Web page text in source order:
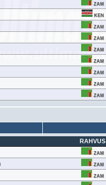
ZAM
KEN
ZAM
ZAM
ZAM
ZAM
ZAM
ZAM
ZAM
RAHVUS
ZAM
ZAM
ZAM